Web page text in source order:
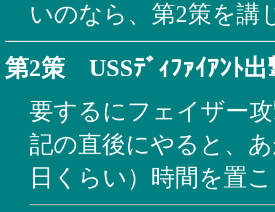
いのなら、第2策を講
第2策 USSﾃﾞｨﾌｧｲｱﾝﾄ出
要するにフェイザー
記の直後にやると、
日くらい）時間を置